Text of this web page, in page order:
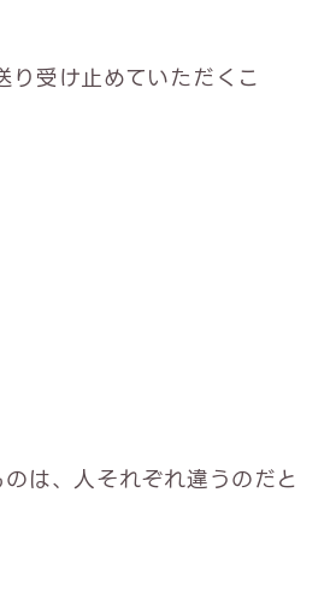
り受け止めていただくこ
は、人それぞれ違うのだと